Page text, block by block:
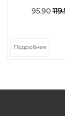
95.90
Подробнее